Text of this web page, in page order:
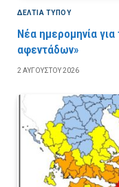
ΔΕΛΤΙΑ ΤΥΠΟΥ
Νέα ημερομηνία
αφεντάδων»
2 ΑΥΓΟΎΣΤΟΥ 2026